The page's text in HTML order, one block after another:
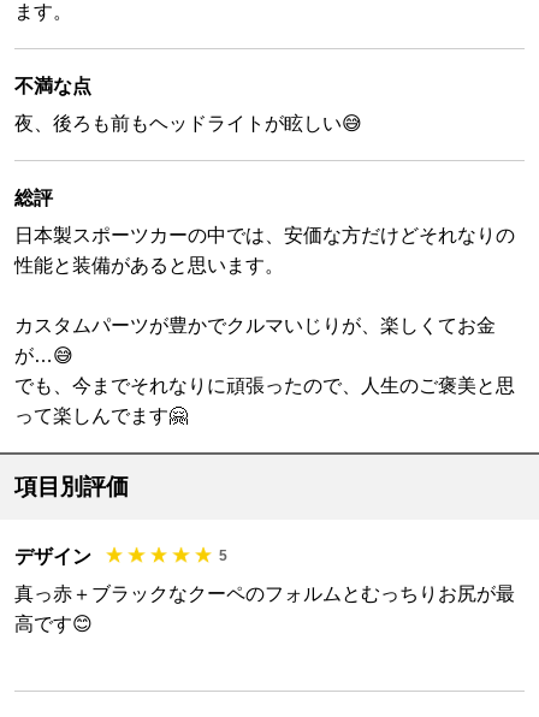
ます。
不満な点
夜、後ろも前もヘッドライトが眩しい😅
総評
日本製スポーツカーの中では、安価な方だけどそれなりの
性能と装備があると思います。
カスタムパーツが豊かでクルマいじりが、楽しくてお金
が…😅
でも、今までそれなりに頑張ったので、人生のご褒美と思
って楽しんでます🤗
項目別評価
デザイン 5
真っ赤＋ブラックなクーペのフォルムとむっちりお尻が最
高です😊